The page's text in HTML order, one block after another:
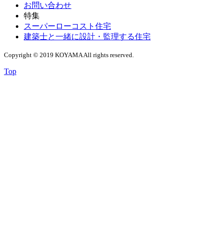
お問い合わせ
特集
スーパーローコスト住宅
建築士と一緒に設計・監理する住宅
Copyright © 2019 KOYAMA All rights reserved.
Top